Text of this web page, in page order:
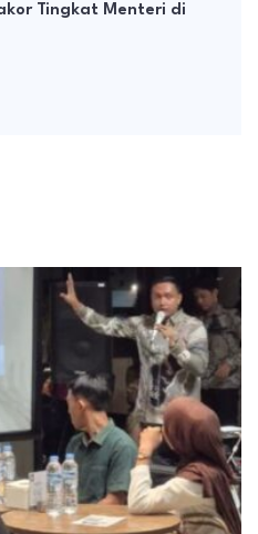
Tingkat Menteri di